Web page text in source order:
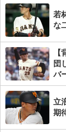
若
な
団
バ
立
期